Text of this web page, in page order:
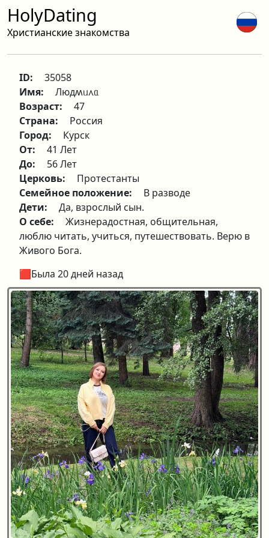
HolyDating
Христианские знакомства
ID:
35058
Имя:
Людʍᥙ᧘ᥲ
Возраст:
47
Страна:
Россия
Город:
Курск
От:
41 Лет
До:
56 Лет
Церковь:
Протестанты
Семейное положение:
В разводе
Дети:
Да, взрослый сын.
О себе:
Жизнерадостная, общительная,
люблю читать, учиться, путешествовать. Верю в
Живого Бога.
🟥Была 20 дней назад